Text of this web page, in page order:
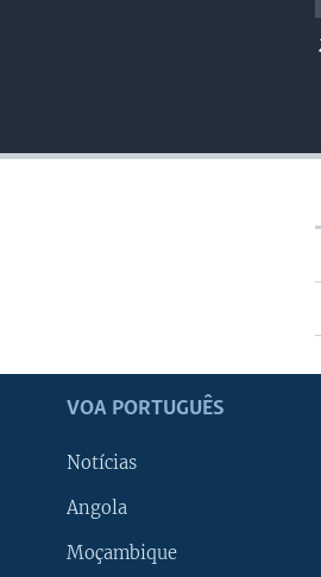
VOA PORTUGUÊS
Notícias
Angola
Moçambique